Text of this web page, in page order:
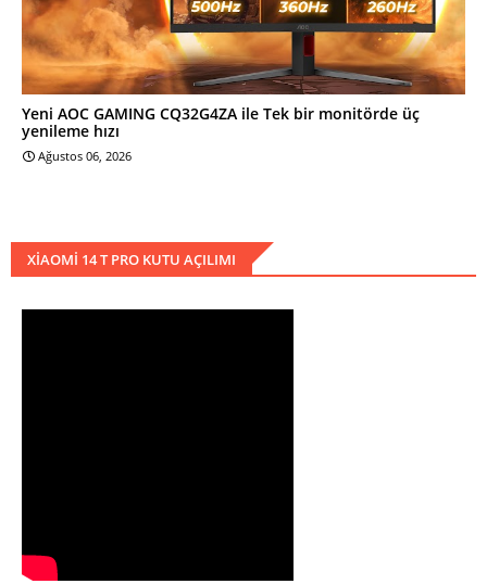
Yeni AOC GAMING CQ32G4ZA ile Tek bir monitörde üç
yenileme hızı
Ağustos 06, 2026
XIAOMI 14 T PRO KUTU AÇILIMI